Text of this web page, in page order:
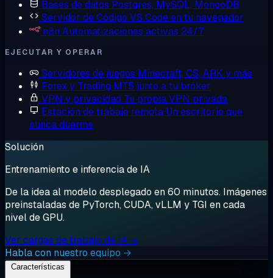
Bases de datos Postgres, MySQL, MongoDB
Servidor de Código VS Code en tu navegador
n8n Automatizaciones activas 24/7
EJECUTAR Y OPERAR
Servidores de juegos Minecraft, CS, ARK y más
Forex y Trading MT5 junto a tu bróker
VPN y privacidad Tu propia VPN privada
Estación de trabajo remota Un escritorio que
nunca duerme
Solución
Entrenamiento e inferencia de IA
De la idea al modelo desplegado en 60 minutos. Imágenes
preinstaladas de PyTorch, CUDA, vLLM y TGI en cada
nivel de GPU.
Ver cargas de trabajo de IA →
Habla con nuestro equipo →